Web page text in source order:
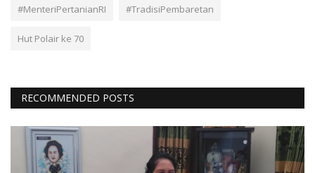
#MenteriPertanianRI #TradisiPembaretan
Hut Polair ke 70
RECOMMENDED POSTS